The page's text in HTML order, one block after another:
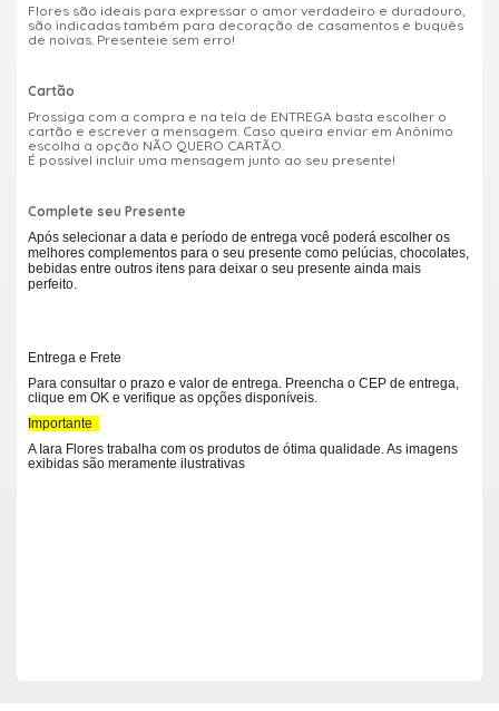
Flores são ideais para expressar o amor verdadeiro e duradouro,
são indicadas também para decoração de casamentos e buquês
de noivas. Presenteie sem erro!
Cartão
Prossiga com a compra e na tela de ENTREGA basta escolher o
cartão e escrever a mensagem. Caso queira enviar em Anônimo
escolha a opção NÃO QUERO CARTÃO.
É possível incluir uma mensagem junto ao seu presente!
Complete seu Presente
Após selecionar a data e período de entrega você poderá escolher os
melhores complementos para o seu presente como pelúcias, chocolates,
bebidas entre outros itens para deixar o seu presente ainda mais
perfeito.
Entrega e Frete
Para consultar o prazo e valor de entrega. Preencha o CEP de entrega,
clique em OK e verifique as opções disponíveis.
Importante
A Iara Flores trabalha com os produtos de ótima qualidade. As imagens
exibidas são meramente ilustrativas